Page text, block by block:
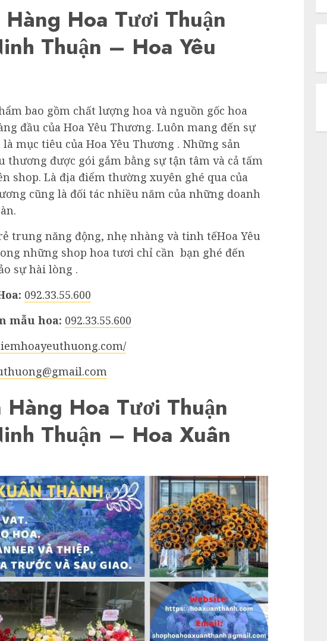
Hàng Hoa Tươi Thuận
Thuận – Hoa Yêu
bao gồm chất lượng hoa và nguồn gốc hoa
đầu của Hoa Yêu Thương. Luôn mang đến sự
mục tiêu của Hoa Yêu Thương . Những sản
thương được gói gắm bằng sự tận tâm và cả tấm
shop. Là địa điểm thường xuyên ghé qua của
cũng là đối tác nhiều năm của những doanh
trung năng động, nhẹ nhàng và tinh tếHoa Yêu
những shop hoa tươi chỉ cần bạn ghé đến
sự hài lòng .
092.33.55.600
mẫu hoa: 092.33.55.600
Hàng Hoa Tươi Thuận
Thuận – Hoa Xuân